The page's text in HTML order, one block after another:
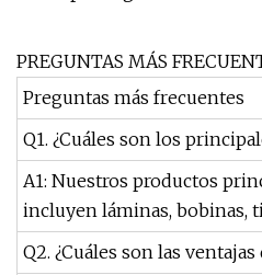
PREGUNTAS MÁS
Preguntas más frecuentes
Q1. ¿Cuáles son los
A1: Nuestros productos
incluyen láminas, bobinas,
Q2. ¿Cuáles son las